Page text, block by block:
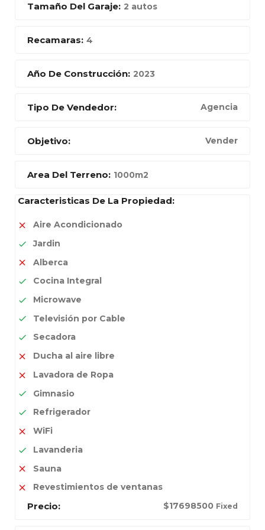
Tamaño Del Garaje: 2 autos
Recamaras: 4
Año De Construcción: 2023
Tipo De Vendedor: Agencia
Objetivo: Vender
Area Del Terreno: 1000m2
Caracteristicas De La Propiedad:
Aire Acondicionado
Jardin
Alberca
Cocina Integral
Microwave
Televisión por Cable
Secadora
Ducha al aire libre
Lavadora de Ropa
Gimnasio
Refrigerador
WiFi
Lavanderia
Sauna
Revestimientos de ventanas
Precio: $17698500 Fixed